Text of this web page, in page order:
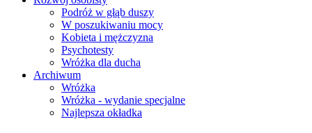
Podróż w głąb duszy
W poszukiwaniu mocy
Kobieta i mężczyzna
Psychotesty
Wróżka dla ducha
Archiwum
Wróżka
Wróżka - wydanie specjalne
Najlepsza okładka